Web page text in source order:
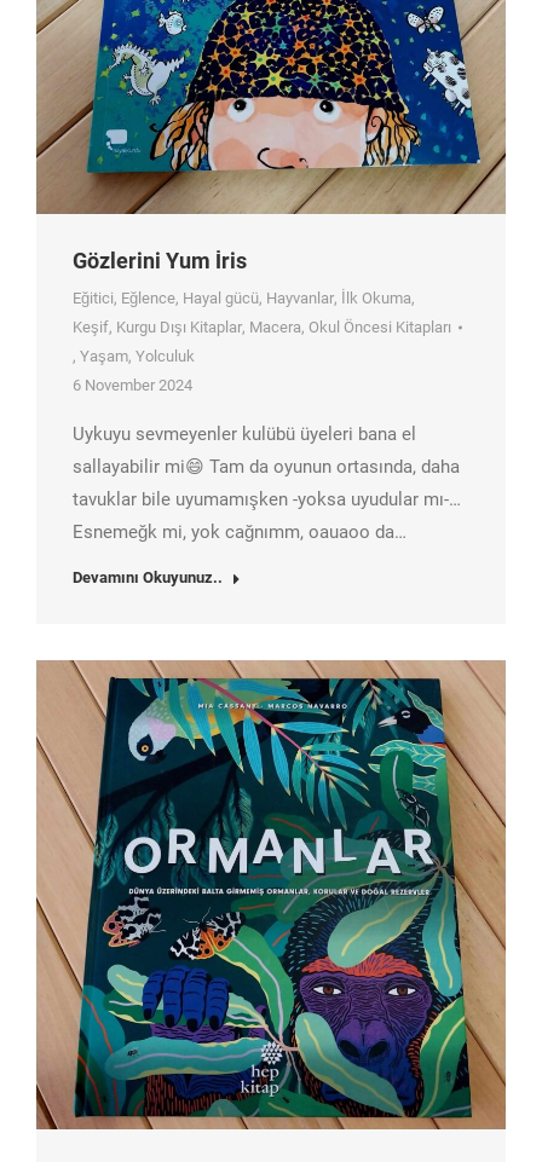
Gözlerini Yum İris
Eğitici, Eğlence, Hayal gücü, Hayvanlar, İlk Okuma,
Keşif, Kurgu Dışı Kitaplar, Macera, Okul Öncesi Kitapları
, Yaşam, Yolculuk
6 November 2024
Uykuyu sevmeyenler kulübü üyeleri bana el
sallayabilir mi😄 Tam da oyunun ortasında, daha
tavuklar bile uyumamışken -yoksa uyudular mı-…
Esnemeğk mi, yok cağnımm, oauaoo da…
Devamını Okuyunuz..